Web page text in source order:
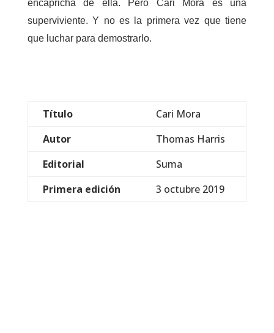
encapricha de ella. Pero Cari Mora es una
superviviente. Y no es la primera vez que tiene
que luchar para demostrarlo.
Título
Cari Mora
Autor
Thomas Harris
Editorial
Suma
Primera edición
3 octubre 2019